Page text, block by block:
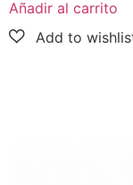
Añadir al carrito